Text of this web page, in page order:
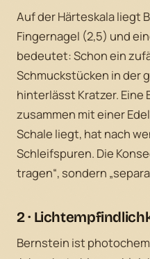
Auf der Härteskala liegt
Fingernagel (2,5) und
bedeutet: Schon ein
Schmuckstücken in der
hinterlässt Kratzer. Eine
zusammen mit einer
Schale liegt, hat nach
Schleifspuren. Die
tragen“, sondern
2 ·
Bernstein ist